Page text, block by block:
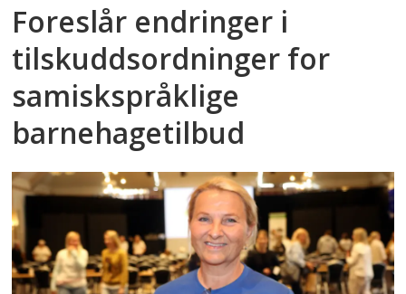
Foreslår endringer i
tilskuddsordninger for
samiskspråklige
barnehagetilbud